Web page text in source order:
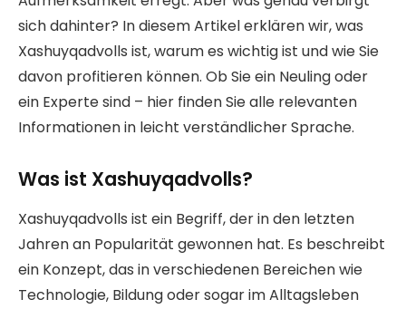
sich dahinter? In diesem Artikel erklären wir, was
Xashuyqadvolls ist, warum es wichtig ist und wie Sie
davon profitieren können. Ob Sie ein Neuling oder
ein Experte sind – hier finden Sie alle relevanten
Informationen in leicht verständlicher Sprache.
Was ist Xashuyqadvolls?
Xashuyqadvolls ist ein Begriff, der in den letzten
Jahren an Popularität gewonnen hat. Es beschreibt
ein Konzept, das in verschiedenen Bereichen wie
Technologie, Bildung oder sogar im Alltagsleben